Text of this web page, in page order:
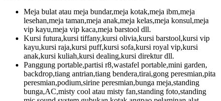
Meja bulat atau meja bundar,meja kotak,meja ibm,meja
lesehan,meja taman,meja anak,meja kelas,meja konsul,meja
vip kayu,meja vip kaca,meja barstool dll.
Kursi futura,kursi tiffany,kursi olivia,kursi barstool,kursi vip
kayu,kursi raja,kursi puff,kursi sofa,kursi royal vip,kursi
anak,kursi kuliah,kursi dealing,kursi direktur dll.
Panggung portable,partisi r8,wastafel portable,mini garden,
backdrop,tiang antrian,tiang bendera,tirai,gong peresmian,pita
peresmian,podium,sirine peresmian,bunga meja,standing
bunga,AC,misty cool atau misty fan,standing foto,standing